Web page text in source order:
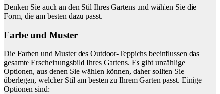
Denken Sie auch an den Stil Ihres Gartens und wählen Sie die
Form, die am besten dazu passt.
Farbe und Muster
Die Farben und Muster des Outdoor-Teppichs beeinflussen das
gesamte Erscheinungsbild Ihres Gartens. Es gibt unzählige
Optionen, aus denen Sie wählen können, daher sollten Sie
überlegen, welcher Stil am besten zu Ihrem Garten passt. Einige
Optionen sind: